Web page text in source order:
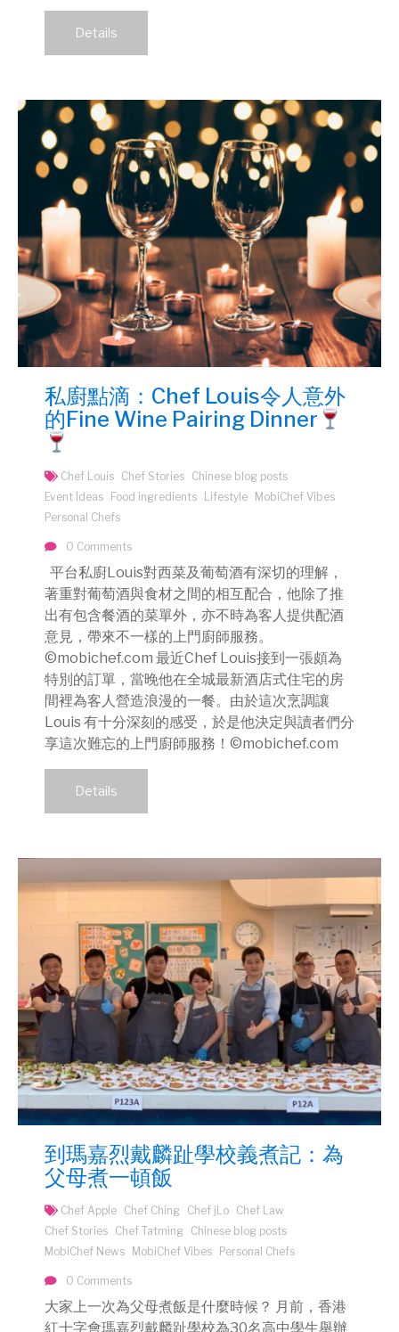
Details
私廚點滴：Chef Louis令人意外
的Fine Wine Pairing Dinner
Chef Louis Chef Stories Chinese blog posts
Event Ideas
Food ingredients Lifestyle
MobiChef Vibes
Personal Chefs
0 Comments
平台私廚Louis對西菜及葡萄酒有深切的理解，
著重對葡萄酒與食材之間的相互配合，他除了推
出有包含餐酒的菜單外，亦不時為客人提供配酒
意見，帶來不一樣的上門廚師服務。
©mobichef.com 最近Chef Louis接到一張頗為
特別的訂單，當晚他在全城最新酒店式住宅的房
間裡為客人營造浪漫的一餐。由於這次烹調讓
Louis 有十分深刻的感受，於是他決定與讀者們分
享這次難忘的上門廚師服務！©mobichef.com
Details
到瑪嘉烈戴麟趾學校義煮記：為
父母煮一頓飯
Chef Apple Chef Ching Chef jLo Chef Law
Chef Stories Chef Tatming
Chinese blog posts
MobiChef News
MobiChef Vibes Personal Chefs
0 Comments
大家上一次為父母煮飯是什麼時候？ 月前，香港
紅十字會瑪嘉烈戴麟趾學校為30名高中學生舉辦